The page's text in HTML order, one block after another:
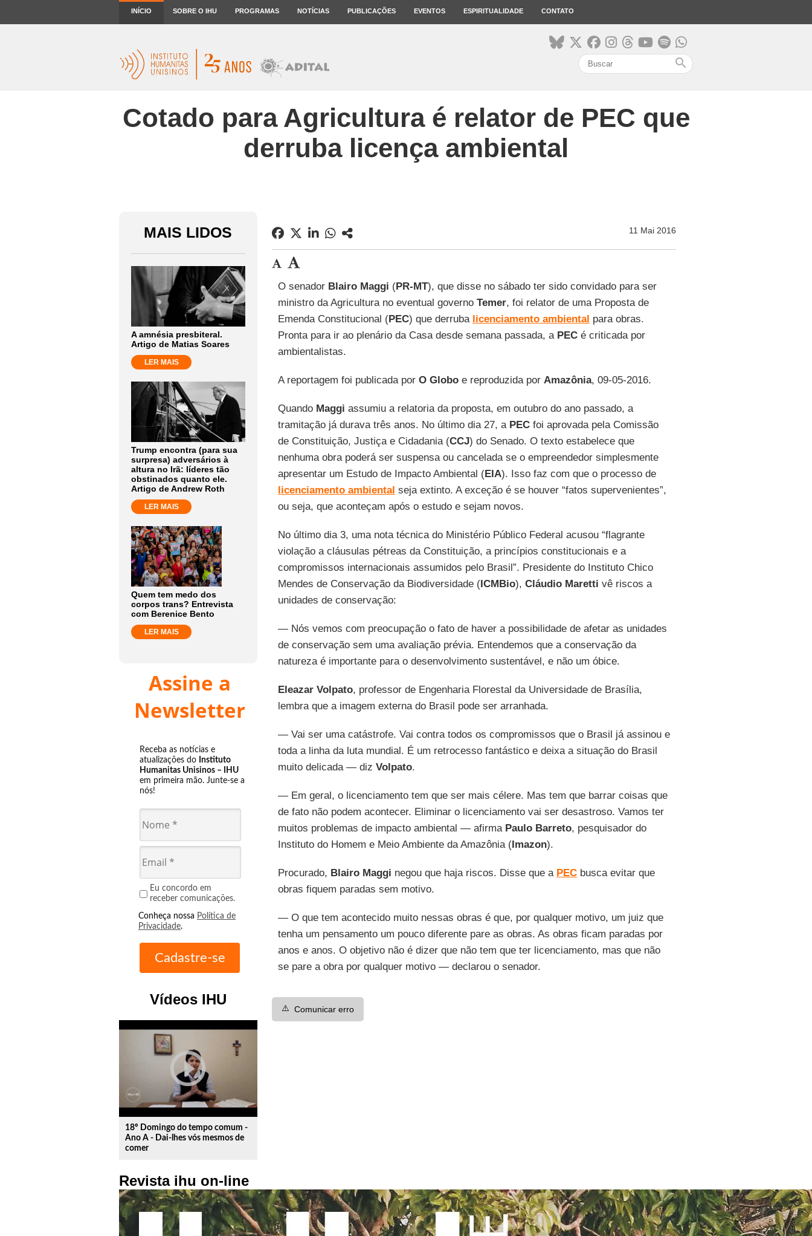
INÍCIO SOBRE O IHU PROGRAMAS NOTÍCIAS PUBLICAÇÕES EVENTOS ESPIRITUALIDADE CONTATO
search
Cotado para Agricultura é relator de PEC que
derruba licença ambiental
MAIS LIDOS
A amnésia presbiteral.
Artigo de Matias Soares
LER MAIS
Trump encontra (para sua
surpresa) adversários à
altura no Irã: líderes tão
obstinados quanto ele.
Artigo de Andrew Roth
LER MAIS
Quem tem medo dos
corpos trans? Entrevista
com Berenice Bento
LER MAIS
Assine a
Newsletter
Receba as notícias e
atualizações do Instituto
Humanitas Unisinos – IHU
em primeira mão. Junte-se a
nós!
Eu concordo em
receber comunicações.
Conheça nossa Política de
Privacidade.
Vídeos IHU
play_circle_outline
18º Domingo do tempo comum -
Ano A - Dai-lhes vós mesmos de
comer
Revista ihu on-line
11 Mai 2016
O senador Blairo Maggi (PR-MT), que disse no sábado ter sido convidado para ser
ministro da Agricultura no eventual governo Temer, foi relator de uma Proposta de
Emenda Constitucional (PEC) que derruba licenciamento ambiental para obras.
Pronta para ir ao plenário da Casa desde semana passada, a PECé criticada por
ambientalistas.
A reportagem foi publicada por O Globoe reproduzida por Amazônia, 09-05-2016.
Quando Maggi assumiu a relatoria da proposta, em outubro do ano passado, a
tramitação já durava três anos. No último dia 27, a PECfoi aprovada pela Comissão
de Constituição, Justiça e Cidadania (CCJ) do Senado. O texto estabelece que
nenhuma obra poderá ser suspensa ou cancelada se o empreendedor simplesmente
apresentar um Estudo de Impacto Ambiental (EIA). Isso faz com que o processo de
licenciamento ambiental seja extinto. A exceção é se houver “fatos supervenientes”,
ou seja, que aconteçam após o estudo e sejam novos.
No último dia 3, uma nota técnica do Ministério Público Federal acusou “flagrante
violação a cláusulas pétreas da Constituição, a princípios constitucionais e a
compromissos internacionais assumidos pelo Brasil”. Presidente do Instituto Chico
Mendes de Conservação da Biodiversidade (ICMBio), Cláudio Maretti vê riscos a
unidades de conservação:
— Nós vemos com preocupação o fato de haver a possibilidade de afetar as unidades
de conservação sem uma avaliação prévia. Entendemos que a conservação da
natureza é importante para o desenvolvimento sustentável, e não um óbice.
Eleazar Volpato, professor de Engenharia Florestal da Universidade de Brasília,
lembra que a imagem externa do Brasil pode ser arranhada.
— Vai ser uma catástrofe. Vai contra todos os compromissos que o Brasil já assinou e
toda a linha da luta mundial. É um retrocesso fantástico e deixa a situação do Brasil
muito delicada — diz Volpato.
— Em geral, o licenciamento tem que ser mais célere. Mas tem que barrar coisas que
de fato não podem acontecer. Eliminar o licenciamento vai ser desastroso. Vamos ter
muitos problemas de impacto ambiental — afirma Paulo Barreto, pesquisador do
Instituto do Homem e Meio Ambiente da Amazônia (Imazon).
Procurado, Blairo Maggi negou que haja riscos. Disse que a PECbusca evitar que
obras fiquem paradas sem motivo.
— O que tem acontecido muito nessas obras é que, por qualquer motivo, um juiz que
tenha um pensamento um pouco diferente pare as obras. As obras ficam paradas por
anos e anos. O objetivo não é dizer que não tem que ter licenciamento, mas que não
se pare a obra por qualquer motivo — declarou o senador.
⚠️ Comunicar erro